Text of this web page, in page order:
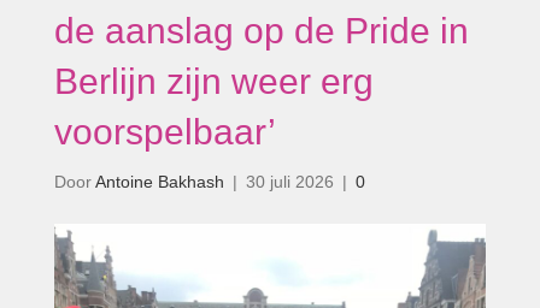
de aanslag op de Pride in
Berlijn zijn weer erg
voorspelbaar’
DoorAntoine Bakhash | 30 juli 2026 | 0